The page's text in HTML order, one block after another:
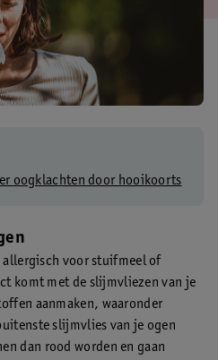
oogklachten door hooikoorts
allergisch voor stuifmeel of
komt met de slijmvliezen van je
aanmaken, waaronder
slijmvlies van je ogen
dan rood worden en gaan